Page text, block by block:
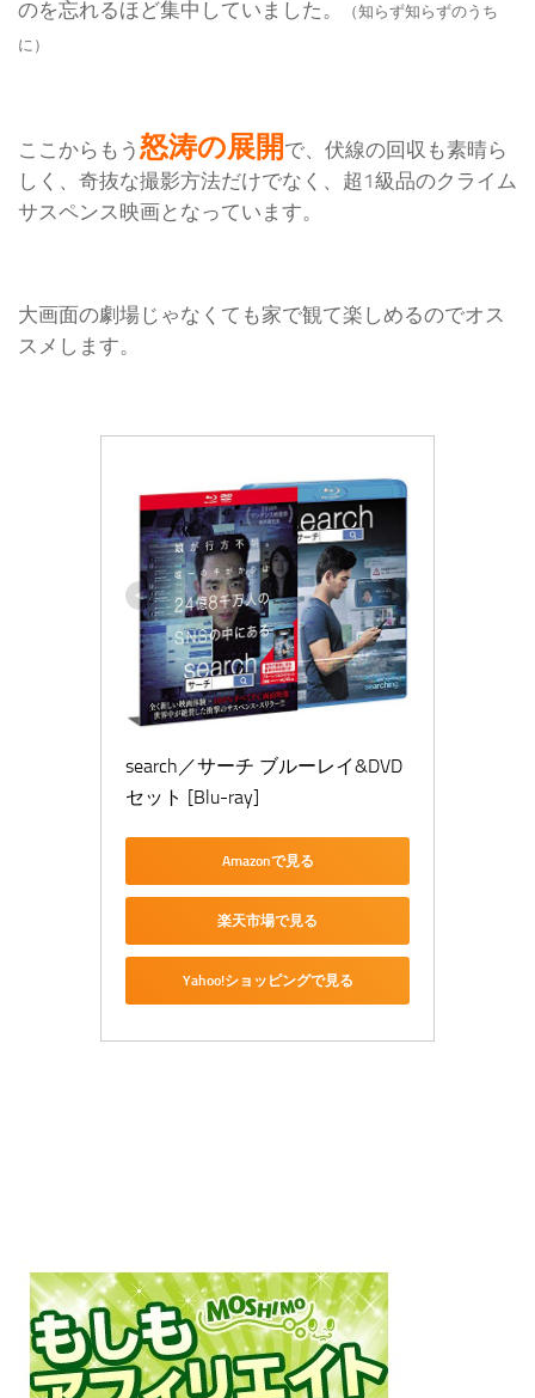
のを忘れるほど集中していました。
（知らず知らずのうち
に）
ここからもう 怒涛の展開 で、伏線の回収も素晴ら
しく、奇抜な撮影方法だけでなく、超1級品のクライム
サスペンス映画となっています。
大画面の劇場じゃなくても家で観て楽しめるのでオス
スメします。
search／サーチ ブルーレイ&DVD
セット [Blu-ray]
Amazonで見る
楽天市場で見る
Yahoo!ショッピングで見る